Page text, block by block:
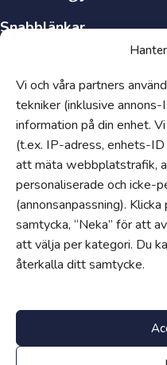
Vi och våra partners
tekniker (inklusive
information på din enhet.
(t.ex. IP-adress, enhets-
att mäta webbplatstrafik,
personaliserade och icke-
(annonsanpassning).
samtycka, “Neka” för att
att välja per kategori. Du
återkalla ditt samtycke.
Snabblänkar
Visselblåsartjänst
Tillgänglighetsredogörelse
Hantering av personuppgifter
Uppförandekod
Om
Våra skolor
Jobba hos oss
Edukatus Alliance
Progress
föräldrar.Klicka här för att logga